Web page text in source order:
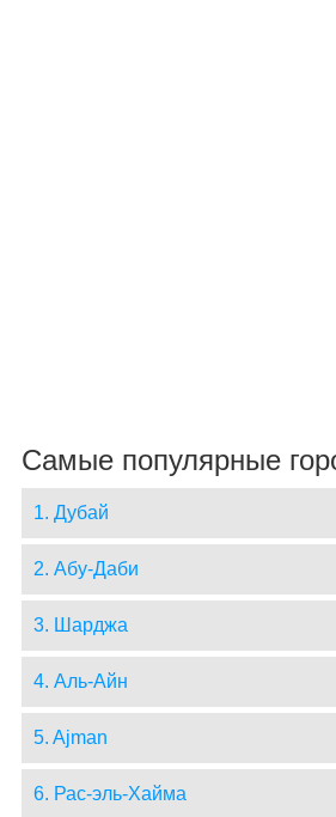
Самые популярные
1. Дубай
2. Абу-Даби
3. Шарджа
4. Аль-Айн
5. Ajman
6. Рас-эль-Хайма